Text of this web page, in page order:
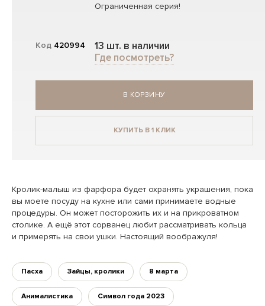
Код 420994
Ограниченная серия!
13 шт. в наличии
Где посмотреть?
В КОРЗИНУ
КУПИТЬ В 1 КЛИК
Кролик-малыш из фарфора будет охранять украшения, пока
вы моете посуду на кухне или сами принимаете водные
процедуры. Он может посторожить их и на прикроватном
столике. А ещё этот сорванец любит рассматривать кольца
и примерять на свои ушки. Настоящий воображуля!
Пасха Зайцы, кролики 8 марта
Анималистика Символ года 2023